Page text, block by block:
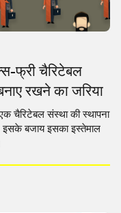
फ्री चैरिटेबल
रखने का जरिया
चैरिटेबल संस्था की स्थापना
इसके बजाय इसका इस्तेमाल